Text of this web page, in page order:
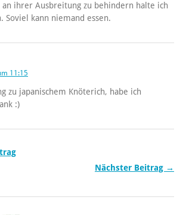
an ihrer Ausbreitung zu behindern halte ich
Soviel kann niemand essen.
11:15
zu japanischem Knöterich, habe ich
:)
Nächster Beitrag →